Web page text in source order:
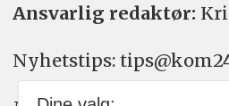
Ansvarlig redaktør:
Nyhetstips: